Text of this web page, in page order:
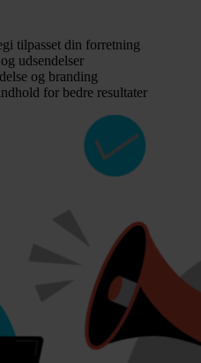
tilpasset din forretning
udsendelser
og branding
for bedre resultater